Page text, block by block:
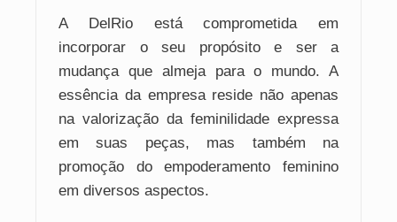
A DelRio está comprometida em
incorporar o seu propósito e ser a
mudança que almeja para o mundo. A
essência da empresa reside não apenas
na valorização da feminilidade expressa
em suas peças, mas também na
promoção do empoderamento feminino
em diversos aspectos.